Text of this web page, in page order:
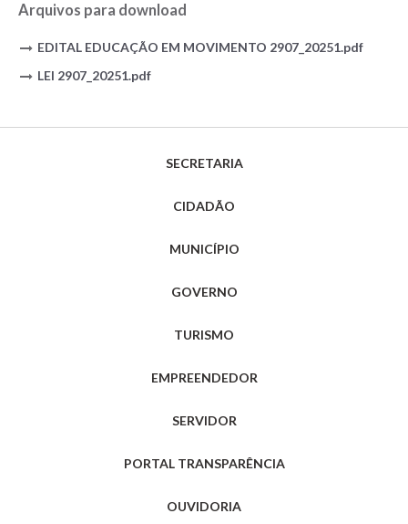
Arquivos para download
EDITAL EDUCAÇÃO EM MOVIMENTO 2907_20251.pdf
LEI 2907_20251.pdf
SECRETARIA
CIDADÃO
MUNICÍPIO
GOVERNO
TURISMO
EMPREENDEDOR
SERVIDOR
PORTAL TRANSPARÊNCIA
OUVIDORIA